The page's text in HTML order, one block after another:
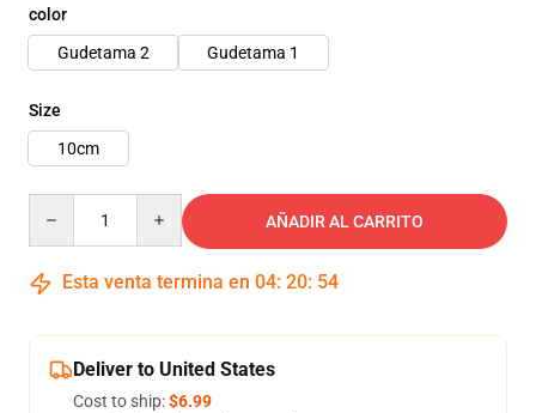
color
Gudetama 2
Gudetama 1
Size
10cm
AÑADIR AL CARRITO
Esta venta termina en 04: 20: 53
Deliver to United States
Cost to ship:$6.99